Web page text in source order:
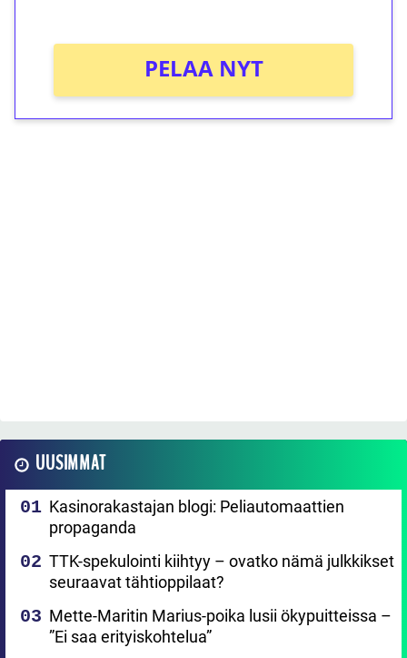
PELAA NYT
UUSIMMAT
Kasinorakastajan blogi: Peliautomaattien
propaganda
TTK-spekulointi kiihtyy – ovatko nämä julkkikset
seuraavat tähtioppilaat?
Mette-Maritin Marius-poika lusii ökypuitteissa –
”Ei saa erityiskohtelua”